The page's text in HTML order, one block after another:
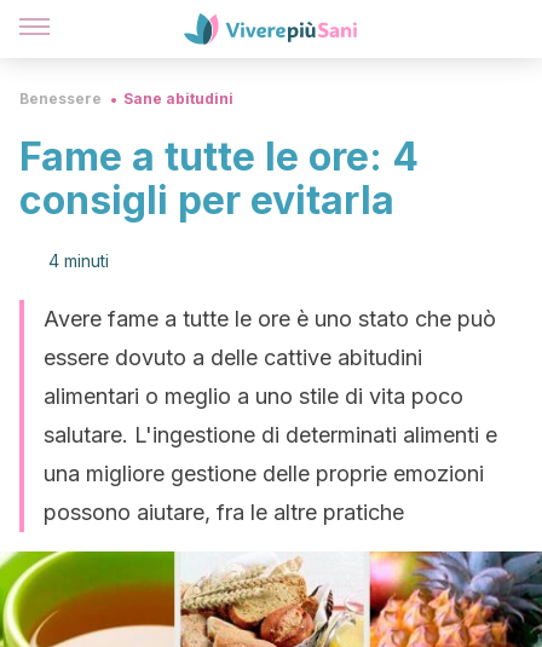
Benessere Sane abitudini
Fame a tutte le ore: 4
consigli per evitarla
4 minuti
Avere fame a tutte le ore è uno stato che può
essere dovuto a delle cattive abitudini
alimentari o meglio a uno stile di vita poco
salutare. L'ingestione di determinati alimenti e
una migliore gestione delle proprie emozioni
possono aiutare, fra le altre pratiche